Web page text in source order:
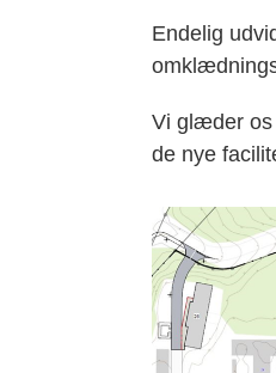
Endelig
Vi glæder os
de nye